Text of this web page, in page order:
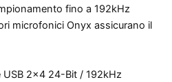
fino a 192kHz
microfonici Onyx assicurano il
2×4 24-Bit / 192kHz